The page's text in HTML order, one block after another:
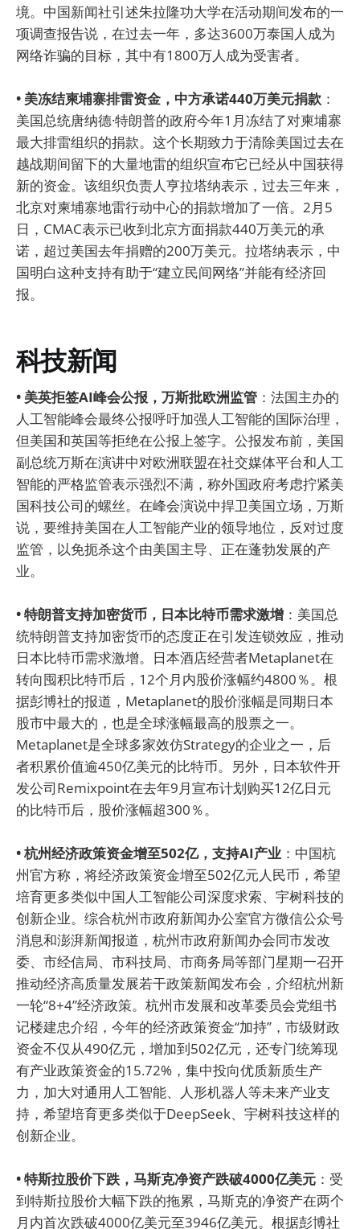
境。中国新闻社引述朱拉隆功大学在活动期间发布的一
项调查报告说，在过去一年，多达3600万泰国人成为
网络诈骗的目标，其中有1800万人成为受害者。
• 美冻结柬埔寨排雷资金，中方承诺440万美元捐款 ：
美国总统唐纳德·特朗普的政府今年1月冻结了对柬埔寨
最大排雷组织的捐款。这个长期致力于清除美国过去在
越战期间留下的大量地雷的组织宣布它已经从中国获得
新的资金。该组织负责人亨拉塔纳表示，过去三年来，
北京对柬埔寨地雷行动中心的捐款增加了一倍。2月5
日，CMAC表示已收到北京方面捐款440万美元的承
诺，超过美国去年捐赠的200万美元。拉塔纳表示，中
国明白这种支持有助于“建立民间网络”并能有经济回
报。
科技新闻
• 美英拒签AI峰会公报，万斯批欧洲监管 ：法国主办的
人工智能峰会最终公报呼吁加强人工智能的国际治理，
但美国和英国等拒绝在公报上签字。公报发布前，美国
副总统万斯在演讲中对欧洲联盟在社交媒体平台和人工
智能的严格监管表示强烈不满，称外国政府考虑拧紧美
国科技公司的螺丝。在峰会演说中捍卫美国立场，万斯
说，要维持美国在人工智能产业的领导地位，反对过度
监管，以免扼杀这个由美国主导、正在蓬勃发展的产
业。
• 特朗普支持加密货币，日本比特币需求激增 ：美国总
统特朗普支持加密货币的态度正在引发连锁效应，推动
日本比特币需求激增。日本酒店经营者Metaplanet在
转向囤积比特币后，12个月内股价涨幅约4800％。根
据彭博社的报道，Metaplanet的股价涨幅是同期日本
股市中最大的，也是全球涨幅最高的股票之一。
Metaplanet是全球多家效仿Strategy的企业之一，后
者积累价值逾450亿美元的比特币。另外，日本软件开
发公司Remixpoint在去年9月宣布计划购买12亿日元
的比特币后，股价涨幅超300％。
• 杭州经济政策资金增至502亿，支持AI产业 ：中国杭
州官方称，将经济政策资金增至502亿元人民币，希望
培育更多类似中国人工智能公司深度求索、宇树科技的
创新企业。综合杭州市政府新闻办公室官方微信公众号
消息和澎湃新闻报道，杭州市政府新闻办会同市发改
委、市经信局、市科技局、市商务局等部门星期一召开
推动经济高质量发展若干政策新闻发布会，介绍杭州新
一轮“8+4”经济政策。杭州市发展和改革委员会党组书
记楼建忠介绍，今年的经济政策资金“加持”，市级财政
资金不仅从490亿元，增加到502亿元，还专门统筹现
有产业政策资金的15.72%，集中投向优质新质生产
力，加大对通用人工智能、人形机器人等未来产业支
持，希望培育更多类似于DeepSeek、宇树科技这样的
创新企业。
• 特斯拉股价下跌，马斯克净资产跌破4000亿美元 ：受
到特斯拉股价大幅下跌的拖累，马斯克的净资产在两个
月内首次跌破4000亿美元至3946亿美元。根据彭博社